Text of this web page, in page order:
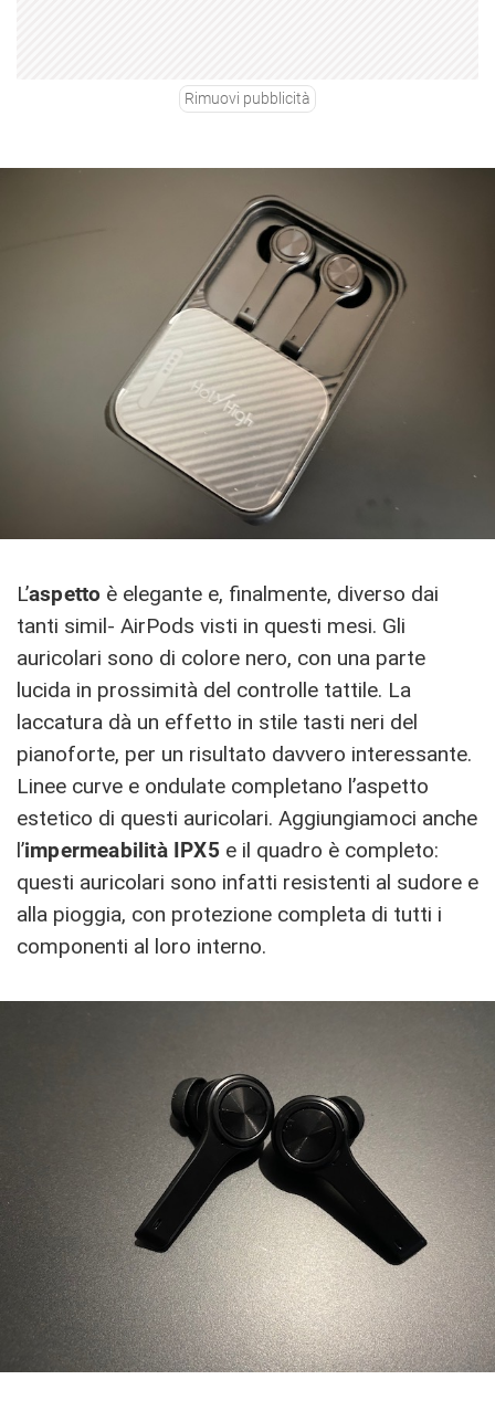
Rimuovi pubblicità
L’aspetto è elegante e, finalmente, diverso dai
tanti simil- AirPods visti in questi mesi. Gli
auricolari sono di colore nero, con una parte
lucida in prossimità del controlle tattile. La
laccatura dà un effetto in stile tasti neri del
pianoforte, per un risultato davvero interessante.
Linee curve e ondulate completano l’aspetto
estetico di questi auricolari. Aggiungiamoci anche
l’impermeabilità IPX5 e il quadro è completo:
questi auricolari sono infatti resistenti al sudore e
alla pioggia, con protezione completa di tutti i
componenti al loro interno.